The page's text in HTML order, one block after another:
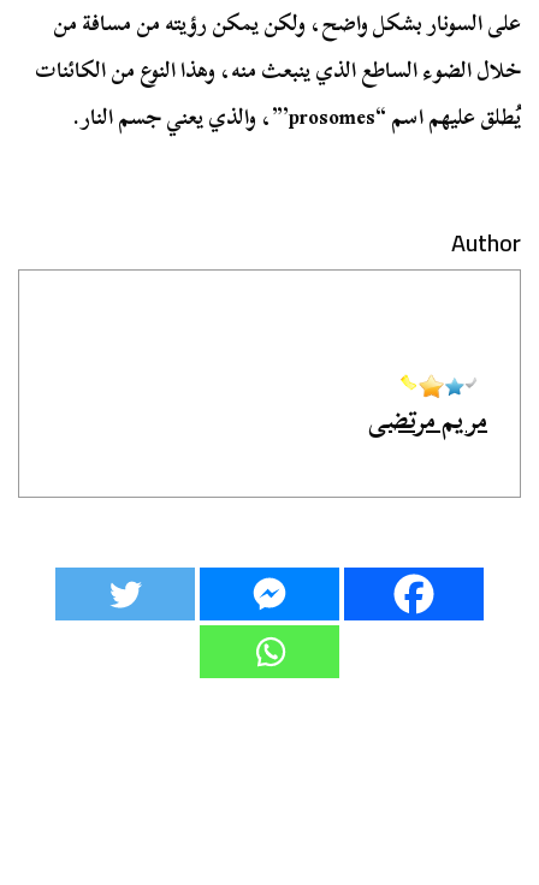
على السونار بشكل واضح، ولكن يمكن رؤيته من مسافة من
خلال الضوء الساطع الذي ينبعث منه، وهذا النوع من الكائنات
يُطلق عليهم اسم “prosomes’”، والذي يعني جسم النار.
Author
مريم مرتضى